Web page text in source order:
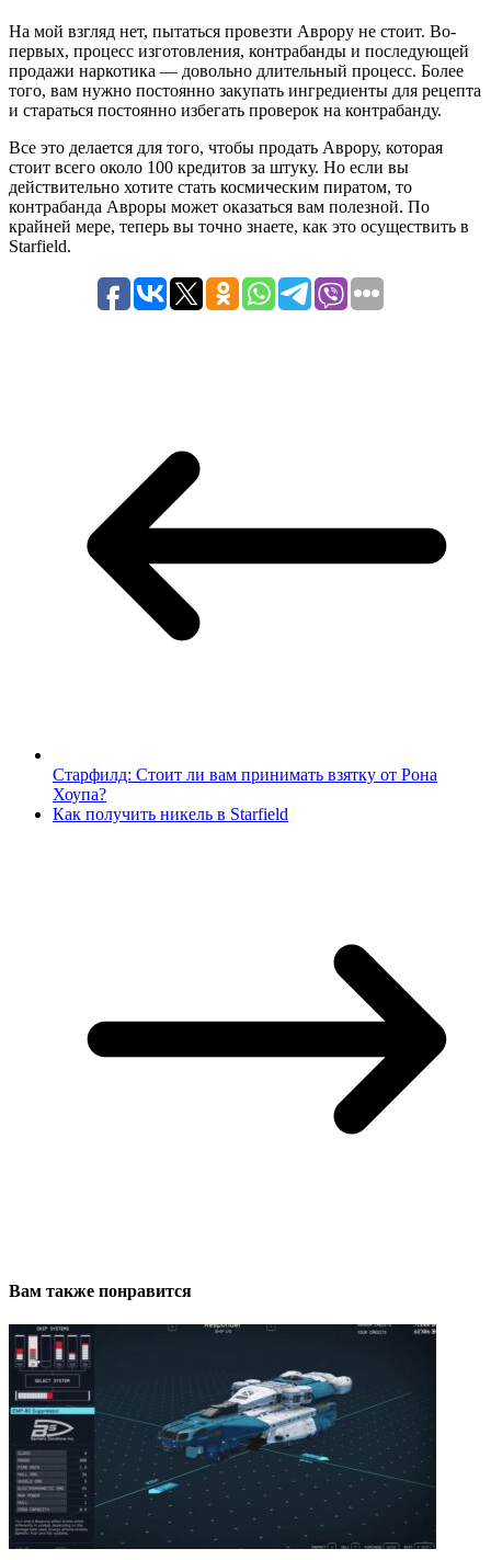
На мой взгляд нет, пытаться провезти Аврору не стоит. Во-
первых, процесс изготовления, контрабанды и последующей
продажи наркотика — довольно длительный процесс. Более
того, вам нужно постоянно закупать ингредиенты для рецепта
и стараться постоянно избегать проверок на контрабанду.
Все это делается для того, чтобы продать Аврору, которая
стоит всего около 100 кредитов за штуку. Но если вы
действительно хотите стать космическим пиратом, то
контрабанда Авроры может оказаться вам полезной. По
крайней мере, теперь вы точно знаете, как это осуществить в
Starfield.
Старфилд: Стоит ли вам принимать взятку от Рона
Хоупа?
Как получить никель в Starfield
Вам также понравится